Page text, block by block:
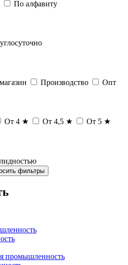
По алфавиту
Производство Опт
От 4 ★ От 4,5 ★ От 5 ★
фильтры
промышленность